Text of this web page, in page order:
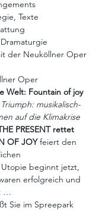
Texte
der Neuköllner Oper
Oper
Welt: Fountain of joy
musikalisch-
auf die Klimakrise
PRESENT rettet
OF JOY feiert den
beginnt jetzt,
erfolgreich und
…
Sie im Spreepark